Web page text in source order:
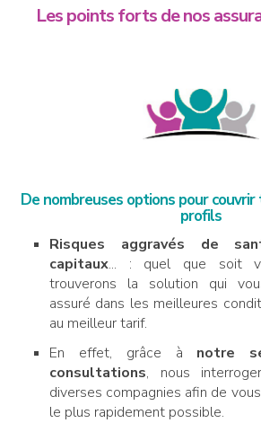
Les points forts de nos
De nombreuses options pour
profils
Risques aggravés de
capitaux... : quel que soit
trouverons la solution qui
assuré dans les meilleures
au meilleur tarif.
En effet, grâce à notre
consultations, nous
diverses compagnies afin de
le plus rapidement possible.